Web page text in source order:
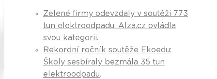
Zelené firmy odevzdaly v soutěži 773
tun elektroodpadu. Alza.cz ovládla
svou kategorii.
Rekordní ročník soutěže Ekoedu:
Školy sesbíraly bezmála 35 tun
elektroodpadu.